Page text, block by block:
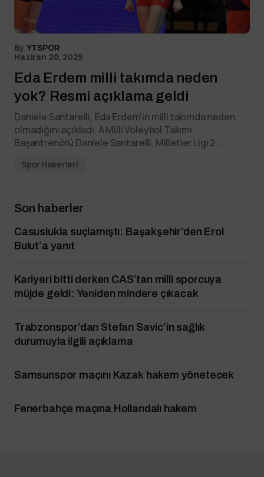
By YTSPOR
Haziran 20, 2025
Eda Erdem milli takımda neden
yok? Resmi açıklama geldi
Daniele Santarelli, Eda Erdem’in milli takımda neden
olmadığını açıkladı. A Milli Voleybol Takımı
Başantrenörü Daniele Santarelli, Milletler Ligi 2.…
Spor Haberleri
Son haberler
Casuslukla suçlamıştı: Başakşehir’den Erol
Bulut’a yanıt
Kariyeri bitti derken CAS’tan milli sporcuya
müjde geldi: Yeniden mindere çıkacak
Trabzonspor’dan Stefan Savic’in sağlık
durumuyla ilgili açıklama
Samsunspor maçını Kazak hakem yönetecek
Fenerbahçe maçına Hollandalı hakem